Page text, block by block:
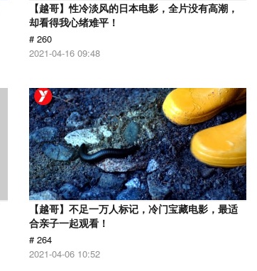
【越哥】性冷淡风的日本电影，全片没有高潮，
却看得我心绪难平！
# 260
2021-04-16 09:48
【越哥】不足一万人标记，冷门宝藏电影，最适
合亲子一起观看！
# 264
2021-04-06 10:52